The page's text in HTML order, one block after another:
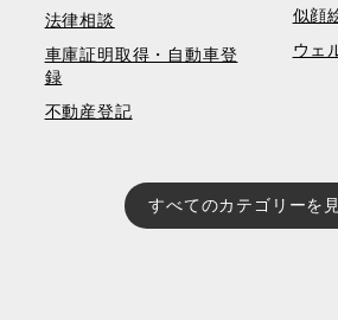
法律相談
車庫証明取得・自動車登
録
不動産登記
似顔
ウェ
すべてのカテゴリーを